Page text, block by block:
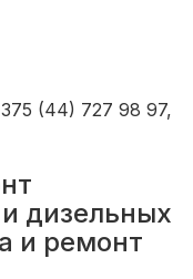
(44) 727 98 97,
дизельных
и ремонт